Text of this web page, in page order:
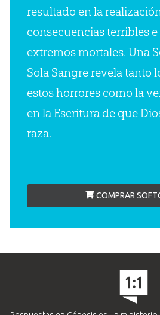
resultado en la
consecuencias terribles
extremos mortales. Una
Sola Sangre revela tanto
estos horrores como la
en la Escritura de que
raza.
COMPRAR